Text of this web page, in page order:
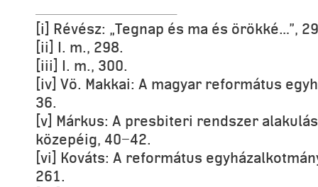
[i] Révész: „Tegnap és ma és örökké…”,
[ii] I. m., 298.
[iii] I. m., 300.
[iv] Vö. Makkai: A magyar református
36.
[v] Márkus: A presbiteri rendszer
közepéig, 40−42.
[vi] Kováts: A református
261.